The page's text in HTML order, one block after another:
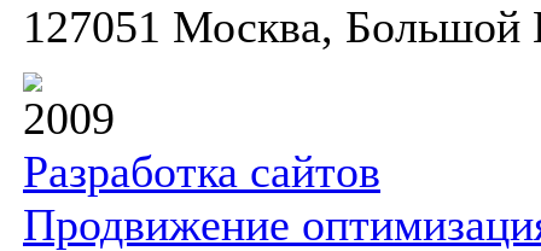
127051 Москва, Большой
2009
Разработка сайтов
Продвижение